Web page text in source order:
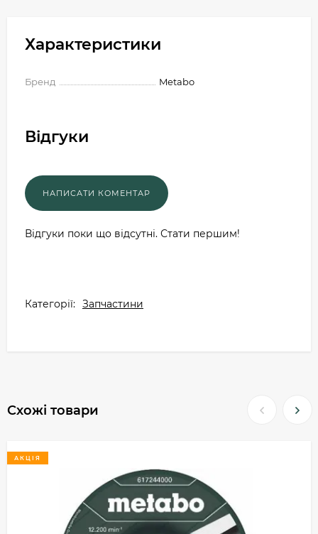
Характеристики
Бренд Metabo
Відгуки
Відгуки поки що відсутні. Стати першим!
Категорії: Запчастини
Схожі товари
АКЦІЯ